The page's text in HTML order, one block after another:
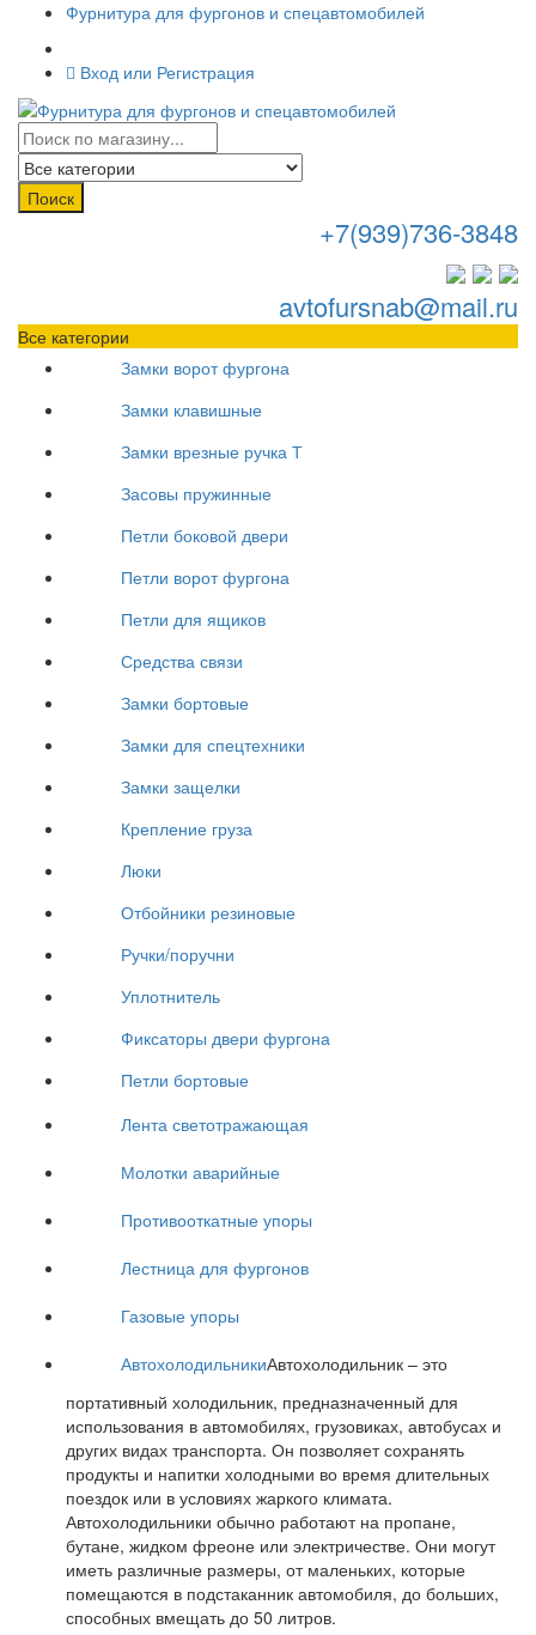
Фурнитура для фургонов и спецавтомобилей
Вход или Регистрация
Поиск
+7(939)736-3848
avtofursnab@mail.ru
Все категории
Замки ворот фургона
Замки клавишные
Замки врезные ручка Т
Засовы пружинные
Петли боковой двери
Петли ворот фургона
Петли для ящиков
Средства связи
Замки бортовые
Замки для спецтехники
Замки защелки
Крепление груза
Люки
Отбойники резиновые
Ручки/поручни
Уплотнитель
Фиксаторы двери фургона
Петли бортовые
Лента светотражающая
Молотки аварийные
Противооткатные упоры
Лестница для фургонов
Газовые упоры
АвтохолодильникиАвтохолодильник – это
портативный холодильник, предназначенный для
использования в автомобилях, грузовиках, автобусах и
других видах транспорта. Он позволяет сохранять
продукты и напитки холодными во время длительных
поездок или в условиях жаркого климата.
Автохолодильники обычно работают на пропане,
бутане, жидком фреоне или электричестве. Они могут
иметь различные размеры, от маленьких, которые
помещаются в подстаканник автомобиля, до больших,
способных вмещать до 50 литров.